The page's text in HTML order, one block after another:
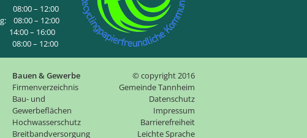
08:00 – 12:00
08:00 – 12:00
– 16:00
– 12:00
Bauen & Gewerbe
Firmenverzeichnis
Bau- und
Gewerbeflächen
Hochwasserschutz
Breitbandversorgung
© copyright 2016
Gemeinde Tannheim
Datenschutz
Impressum
Barrierefreiheit
Leichte Sprache